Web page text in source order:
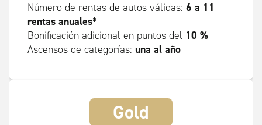
Número de rentas de autos válidas: 6 a 11
rentas anuales*
Bonificación adicional en puntos del 10 %
Ascensos de categorías: una al año
Gold